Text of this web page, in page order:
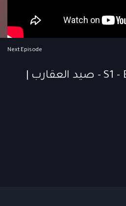
Next Episode
صيد العقارب - S1 - EP3 - صيد العقارب |